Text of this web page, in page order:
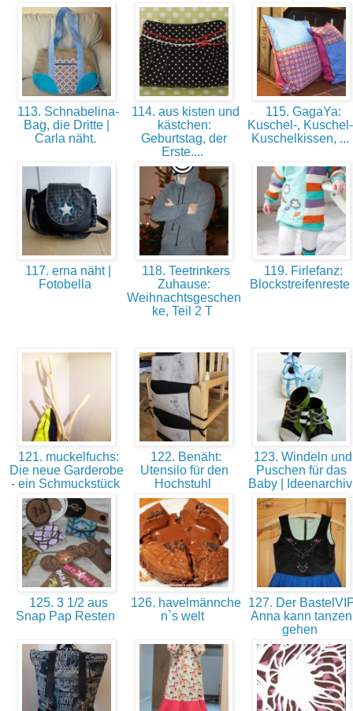
113. Schnabelina-
Bag, die Dritte |
Carla näht.
114. aus kisten und
kästchen:
Geburtstag, der
Erste....
115. GagaYa:
Kuschel-,
Kuschelkissen, ...
117. erna näht |
Fotobella
118. Teetrinkers
Zuhause:
Weihnachtsgeschen
ke, Teil 2 T
119. Firlefanz:
Blockstreifenreste
121. muckelfuchs:
Die neue Garderobe
- ein Schmuckstück
122. Benäht:
Utensilo für den
Hochstuhl
123. Windeln und
Puschen für das
Baby |
125. 3 1/2 aus
Snap Pap Resten
126. havelmännche
n`s welt
127. Der
Anna kann tanzen
gehen